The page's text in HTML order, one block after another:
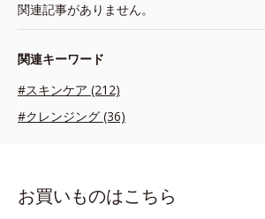
関連記事がありません。
関連キーワード
#スキンケア (212)
#クレンジング (36)
お買いものはこちら